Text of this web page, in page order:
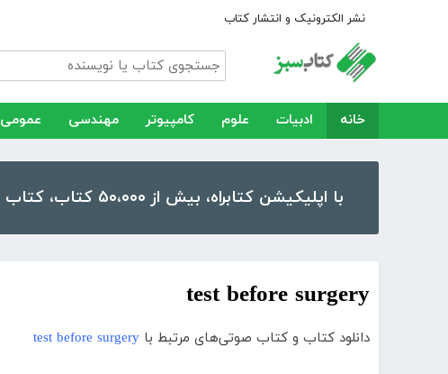
نشر الکترونیک و انتشار کتاب
خانه ادبیات علوم کامپیوتر مهندسی عمومی
با اپلیکیشن کتابراه، بیش از ۵۰،۰۰۰ کتاب، کتاب صوتی و رمان را در موبایل و تبلت خود داشته باشید!
test before surgery
دانلود کتاب و کتاب صوتی‌های مرتبط با test before surgery